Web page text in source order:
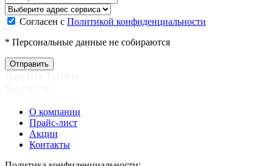
Согласен с Политикой конфиденциальности
* Персональные данные не собираются
О компании
Прайс-лист
Акции
Контакты